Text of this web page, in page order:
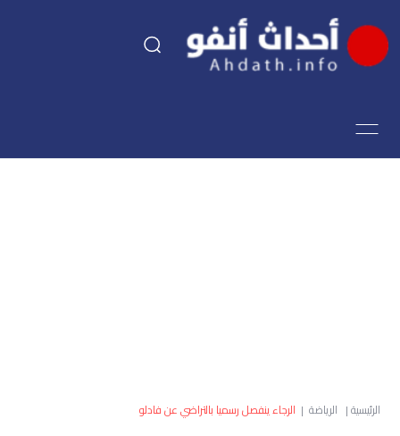
اقتصاد
العالم الرئيسية| الرياضة | الرجاء ينفصل رسميا بالتراضي عن فادلو